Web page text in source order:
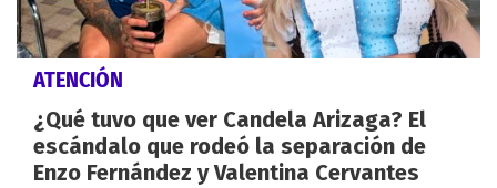
ATENCIÓN
¿Qué tuvo que ver Candela Arizaga? El
escándalo que rodeó la separación de
Enzo Fernández y Valentina Cervantes